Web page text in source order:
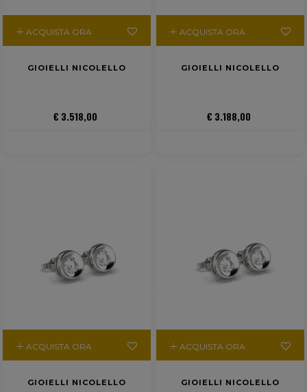
ACQUISTA ORA
GIOIELLI NICOLELLO
€ 3.518,00
ACQUISTA ORA
GIOIELLI NICOLELLO
€ 3.188,00
ACQUISTA ORA
GIOIELLI NICOLELLO
ACQUISTA ORA
GIOIELLI NICOLELLO